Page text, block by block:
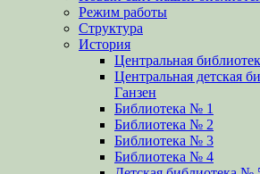
Режим работы
Структура
История
Центральная
Центральная детская
Ганзен
Библиотека № 1
Библиотека № 2
Библиотека № 3
Библиотека № 4